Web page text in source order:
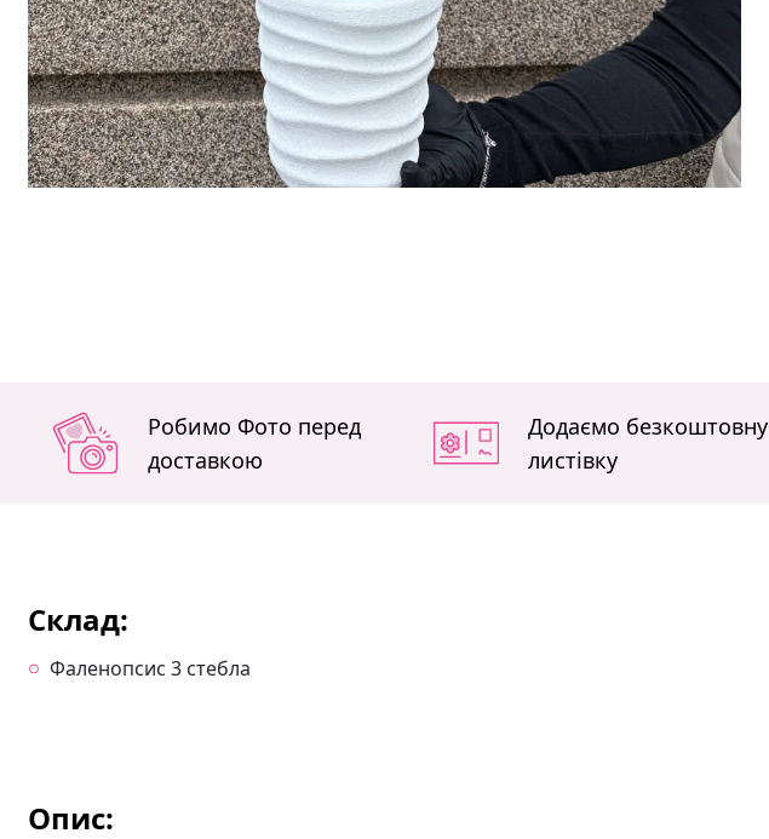
Робимо Фото перед
доставкою
Додаємо безкоштовну
листівку
Склад:
Фаленопсис 3 стебла
Опис: